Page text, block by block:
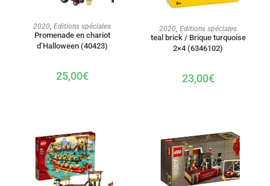
AJOUTER AU PANIER
2020, Editions spéciales
Promenade en chariot
d’Halloween (40423)
25,00€
AJOUTER AU PANIER
2020, Editions spéciales
teal brick / Brique turquoise
2×4 (6346102)
23,00€